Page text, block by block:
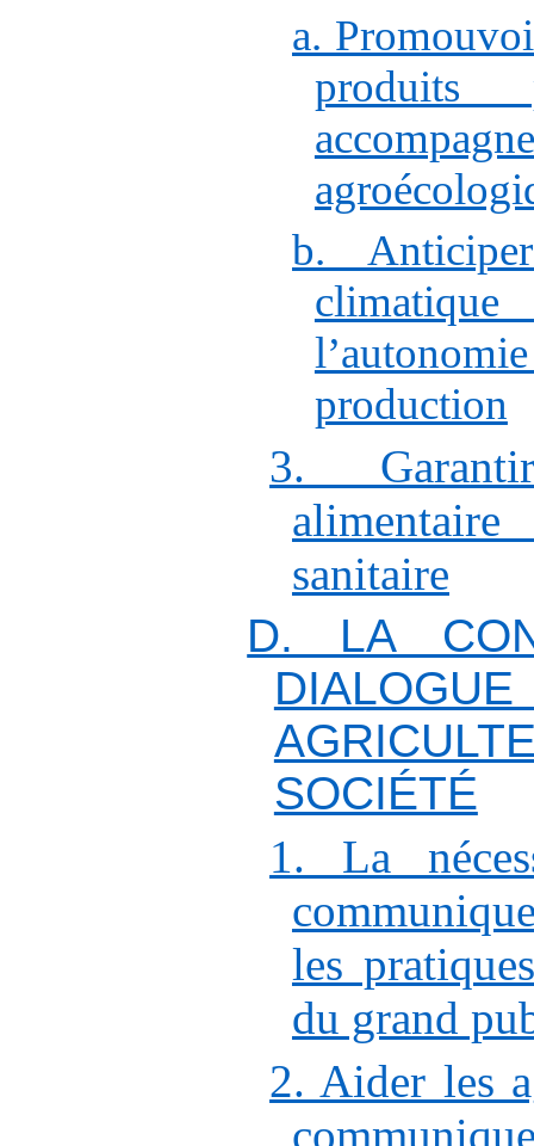
a.
produits
b.
production
3.
sanitaire
D. LA
SOCIÉTÉ
1. La
les
du grand
2. Aider les